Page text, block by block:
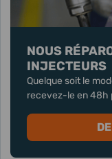
NOUS
INJECTEURS
Quelque soit le
recevez-le en 48h